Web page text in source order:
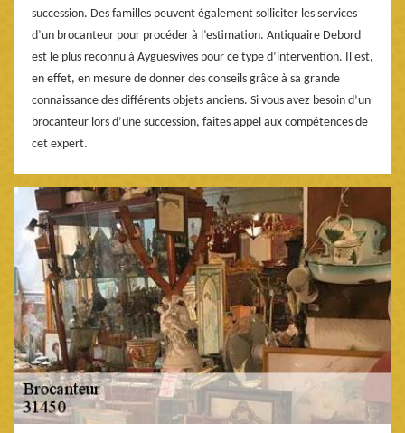
succession. Des familles peuvent également solliciter les services
d’un brocanteur pour procéder à l’estimation. Antiquaire Debord
est le plus reconnu à Ayguesvives pour ce type d’intervention. Il est,
en effet, en mesure de donner des conseils grâce à sa grande
connaissance des différents objets anciens. Si vous avez besoin d’un
brocanteur lors d’une succession, faites appel aux compétences de
cet expert.